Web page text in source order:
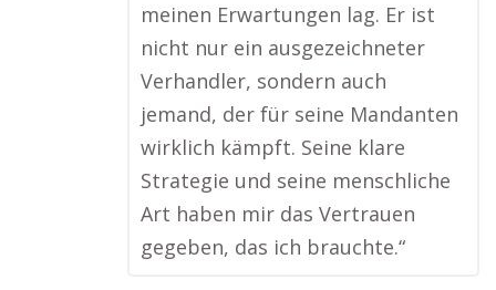
meinen Erwartungen lag. Er ist
nicht nur ein ausgezeichneter
Verhandler, sondern auch
jemand, der für seine Mandanten
wirklich kämpft. Seine klare
Strategie und seine menschliche
Art haben mir das Vertrauen
gegeben, das ich brauchte.“